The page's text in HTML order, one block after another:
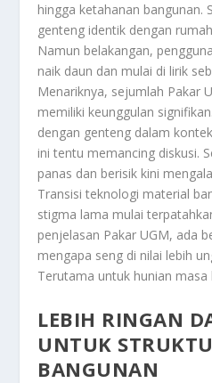
hingga ketahanan bangunan.
genteng identik dengan
Namun belakangan,
naik daun dan mulai di lirik
Menariknya, sejumlah Pakar
memiliki keunggulan
dengan genteng dalam
ini tentu memancing diskusi.
panas dan berisik kini
Transisi teknologi material
stigma lama mulai
penjelasan Pakar UGM, ada
mengapa seng di nilai lebih
Terutama untuk hunian masa
LEBIH RINGAN
UNTUK
BANGUNAN